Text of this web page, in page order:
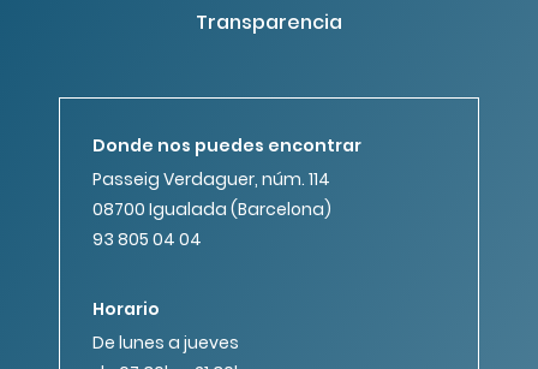
Transparencia
Donde nos puedes encontrar
Passeig Verdaguer, núm. 114
08700 Igualada (Barcelona)
93 805 04 04
Horario
De lunes a jueves